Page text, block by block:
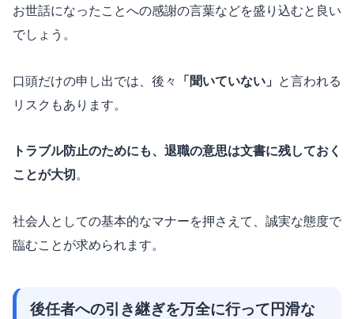
お世話になったことへの感謝の言葉などを盛り込むと良い
でしょう。
口頭だけの申し出では、後々 「聞いていない」 と言われる
リスクもあります。
トラブル防止のためにも、退職の意思は文書に残しておく
ことが大切 。
社会人としての基本的なマナーを押さえて、誠実な態度で
臨むことが求められます。
後任者への引き継ぎを万全に行って円滑な